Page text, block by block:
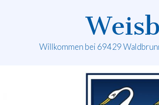
Willkommen bei 69429